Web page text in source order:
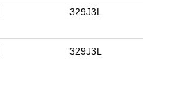
329J3L
329J3L